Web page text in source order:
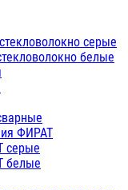
серые
белые
ФИРАТ
серые
белые